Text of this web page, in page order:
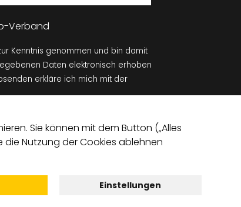
Verband
Kenntnis genommen und bin damit
Daten elektronisch erhoben
erkläre ich mich mit der
Absenden
Datenschutz Impressum
Sie können mit dem Button („Alles
die Nutzung der Cookies ablehnen
Einstellungen